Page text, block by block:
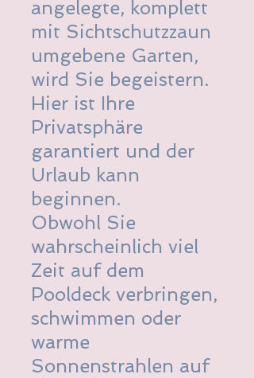
angelegte, komplett
mit Sichtschutzzaun
umgebene Garten,
wird Sie begeistern.
Hier ist Ihre
Privatsphäre
garantiert und der
Urlaub kann
beginnen.
Obwohl Sie
wahrscheinlich viel
Zeit auf dem
Pooldeck verbringen,
schwimmen oder
warme
Sonnenstrahlen auf